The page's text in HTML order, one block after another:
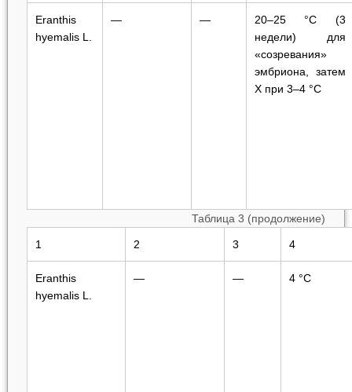
Eranthis
hyemalis L.
— —
20–25 °C (3
недели) для
«созревания»
эмбриона, затем
Х при 3–4 °C
Таблица 3 (продолжение)
1 2 3 4
Eranthis
hyemalis L.
— — 4 °С